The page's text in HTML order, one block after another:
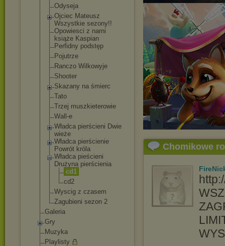
Odyseja
Ojciec Mateusz
Wszystkie sezony!!
Opowiesci z narni
książe Kaspian
Perfidny podstęp
Pojutrze
Ranczo Wilkowyje
Shooter
Skazany na śmierc
Tato
Trzej muszkieterowie
Wall-e
Władca pierścieni Dwie
wieże
Władca pierścienie
Powrót króla
Władca pieścieni
Drużyna pierścienia
cd1
cd2
Wyscig z czasem
Zagubieni sezon 2
Galeria
Gry
Muzyka
Playlisty
Chomikowe